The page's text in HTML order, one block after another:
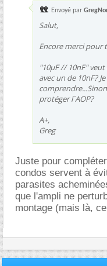
Envoyé par
Salut,
Encore merci pour
"10µF // 10nF"
avec un de 10nF?
protéger l´AOP?
A+,
Greg
Juste pour
condos servent à
parasites
que l'ampli ne
montage (mais là,